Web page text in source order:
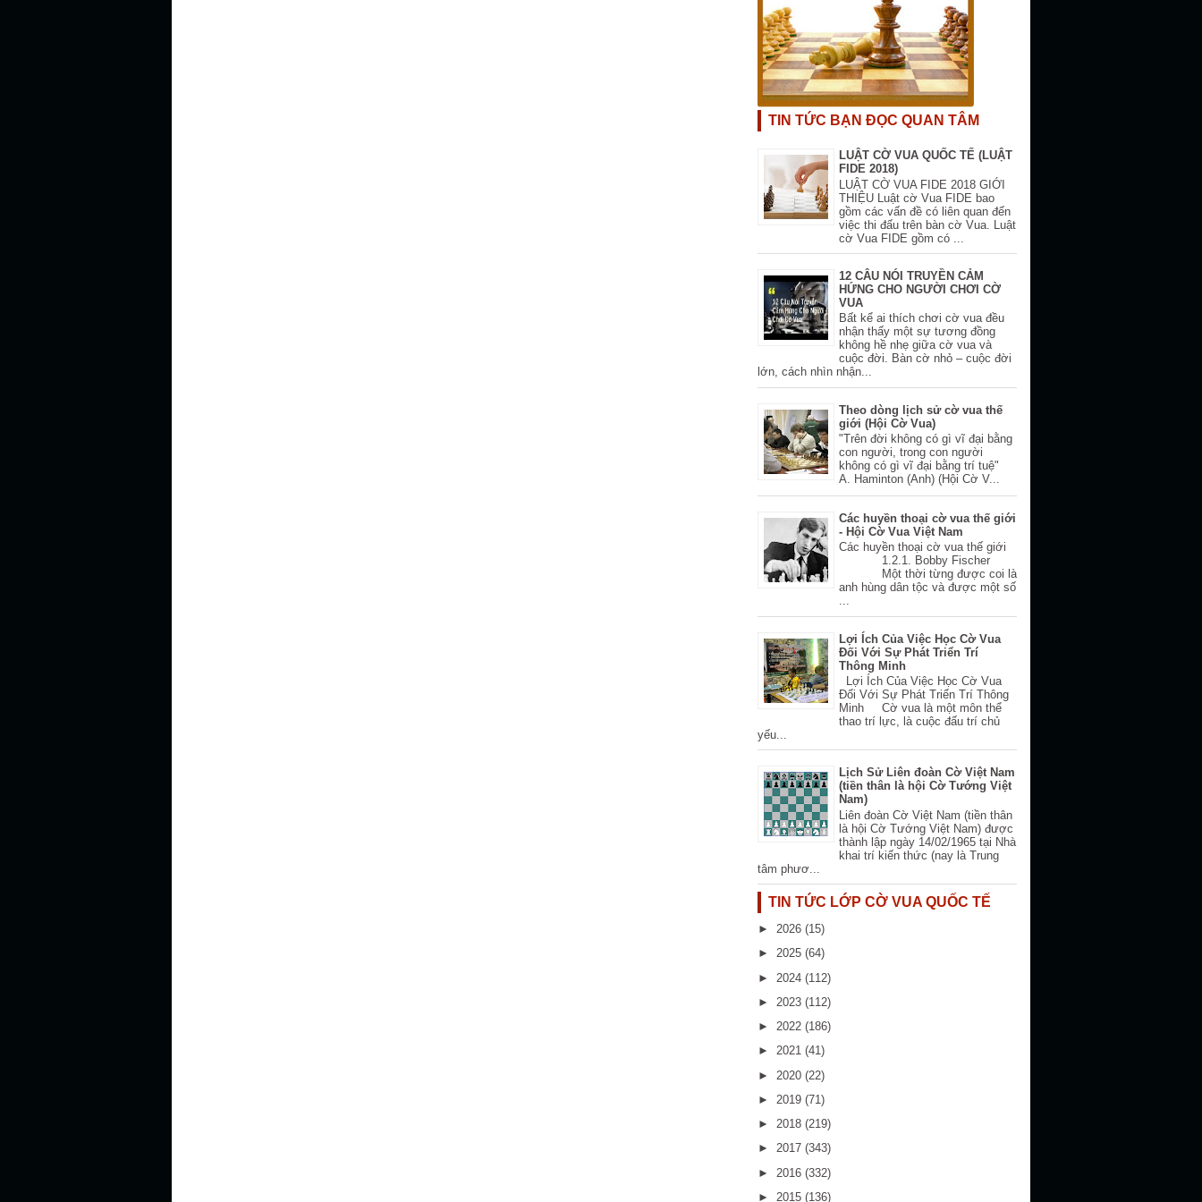
TIN TỨC BẠN ĐỌC QUAN TÂM
LUẬT CỜ VUA QUỐC TẾ (LUẬT
FIDE 2018)
LUẬT CỜ VUA FIDE 2018 GIỚI
THIỆU Luật cờ Vua FIDE bao
gồm các vấn đề có liên quan đến
việc thi đấu trên bàn cờ Vua. Luật
cờ Vua FIDE gồm có ...
12 CÂU NÓI TRUYỀN CẢM
HỨNG CHO NGƯỜI CHƠI CỜ
VUA
Bất kể ai thích chơi cờ vua đều
nhận thấy một sự tương đồng
không hề nhẹ giữa cờ vua và
cuộc đời. Bàn cờ nhỏ – cuộc đời
lớn, cách nhìn nhận...
Theo dòng lịch sử cờ vua thế
giới (Hội Cờ Vua)
"Trên đời không có gì vĩ đại bằng
con người, trong con người
không có gì vĩ đại bằng trí tuệ"
A. Haminton (Anh) (Hội Cờ V...
Các huyền thoại cờ vua thế giới
- Hội Cờ Vua Việt Nam
Các huyền thoại cờ vua thế giới
1.2.1. Bobby Fischer
Một thời từng được coi là
anh hùng dân tộc và được một số
...
Lợi Ích Của Việc Học Cờ Vua
Đối Với Sự Phát Triển Trí
Thông Minh
Lợi Ích Của Việc Học Cờ Vua
Đối Với Sự Phát Triển Trí Thông
Minh Cờ vua là một môn thể
thao trí lực, là cuộc đấu trí chủ
yếu...
Lịch Sử Liên đoàn Cờ Việt Nam
(tiền thân là hội Cờ Tướng Việt
Nam)
Liên đoàn Cờ Việt Nam (tiền thân
là hội Cờ Tướng Việt Nam) được
thành lập ngày 14/02/1965 tại Nhà
khai trí kiến thức (nay là Trung
tâm phươ...
TIN TỨC LỚP CỜ VUA QUỐC TẾ
► 2026 (15)
► 2025 (64)
► 2024 (112)
► 2023 (112)
► 2022 (186)
► 2021 (41)
► 2020 (22)
► 2019 (71)
► 2018 (219)
► 2017 (343)
► 2016 (332)
► 2015 (136)